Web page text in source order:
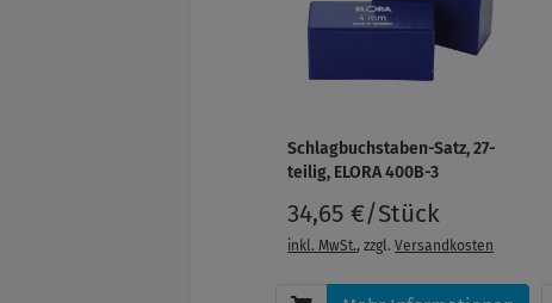
Schlagbuchstaben-Satz, 27-
teilig, ELORA 400B-3
34,65 €/Stück
inkl. MwSt., zzgl.Versandkosten